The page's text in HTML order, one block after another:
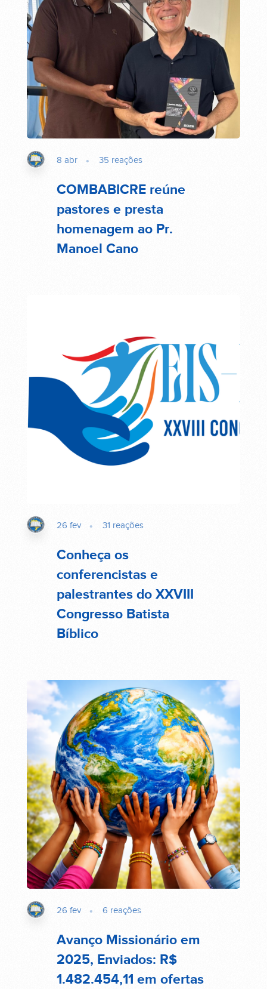
8 abr 35 reações
COMBABICRE reúne
pastores e presta
homenagem ao Pr.
Manoel Cano
26 fev 31 reações
Conheça os
conferencistas e
palestrantes do XXVIII
Congresso Batista
Bíblico
26 fev 6 reações
Avanço Missionário em
2025, Enviados: R$
1.482.454,11 em ofertas